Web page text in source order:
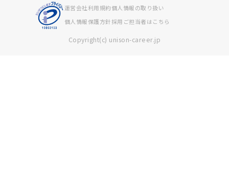
運営会社利用規約個人情報の取り扱い
個人情報保護方針採用ご担当者はこちら
Copyright(c) unison-career.jp